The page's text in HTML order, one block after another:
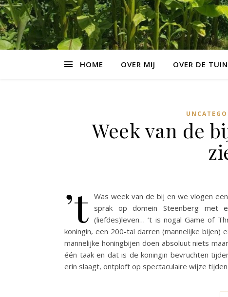
HOME OVER MIJ OVER DE TUIN
Week van de
’t Was week van de bij en we vlogen
sprak op domein Steenberg met
(liefdes)leven… ’t is nogal Game of
koningin, een 200-tal darren (mannelijke bijen)
mannelijke honingbijen doen absoluut niets
één taak en dat is de koningin bevruchten
erin slaagt, ontploft op spectaculaire wijze